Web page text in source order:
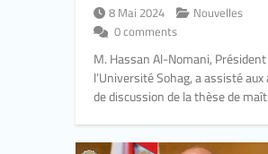
8 Mai 2024
Nouvelles
0 comments
M. Hassan Al-Nomani,
l’Université Sohag, a assisté
de discussion de la thèse de